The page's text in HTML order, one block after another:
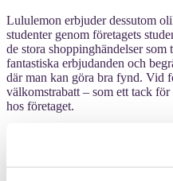
Lululemon erbjuder dessutom
studenter genom företagets
de stora shoppinghändelser
fantastiska erbjudanden och
där man kan göra bra fynd. Vid
välkomstrabatt – som ett tack
hos företaget.